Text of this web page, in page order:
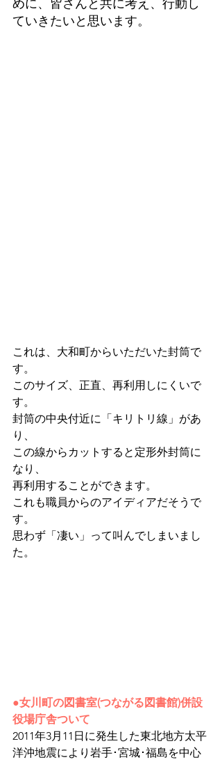
めに、皆さんと共に考え、行動し
ていきたいと思います。
これは、大和町からいただいた封筒で
す。
このサイズ、正直、再利用しにくいで
す。
封筒の中央付近に「キリトリ線」があ
り、
この線からカットすると定形外封筒に
なり、
再利用することができます。
これも職員からのアイディアだそうで
す。
思わず「凄い」って叫んでしまいまし
た。
●女川町の図書室(つながる図書館)併設
役場庁舎ついて
2011年3月11日に発生した東北地方太平
洋沖地震により岩手･宮城･福島を中心